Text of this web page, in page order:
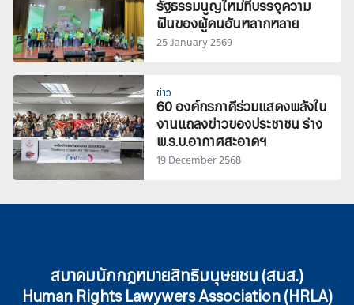
รัฐธรรมนูญใหม่ที่บรรจุความ
ฝันของผู้คนอันหลากหลาย
25 January 2569
ข่าว
60 องค์กรภาคีร่วมแสดงพลังใน
งานแถลงข่าวของประชาชน ร่าง
พ.ร.บ.อากาศสะอาดฯ
19 December 2568
สมาคมนักกฎหมายสิทธิมนุษยชน (สนส.)
Human Rights Lawywers Association (HRLA)